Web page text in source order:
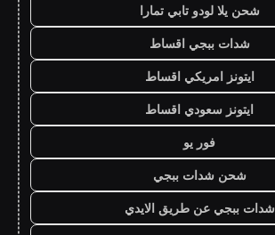
شحن يلا لودو تابي تمارا
شدات ببجي اقساط
ايتونز امريكي اقساط
ايتونز سعودي اقساط
فور يو
شحن شدات ببجي
شدات ببجي عن طريق الايدي